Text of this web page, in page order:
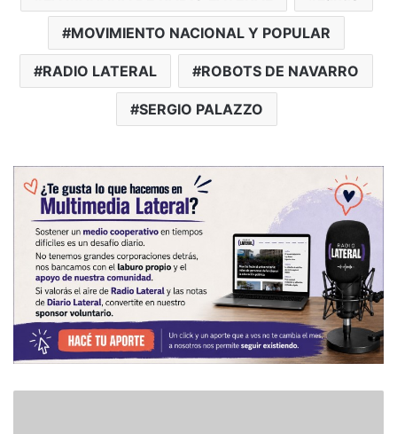
MOVIMIENTO NACIONAL Y POPULAR
RADIO LATERAL ROBOTS DE NAVARRO
SERGIO PALAZZO